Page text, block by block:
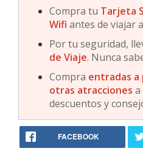
Compra tu Tarjeta
Wifi antes de viajar
Por tu seguridad,
de Viaje. Nunca
Compra entradas a
otras atracciones a
descuentos y
FACEBOOK